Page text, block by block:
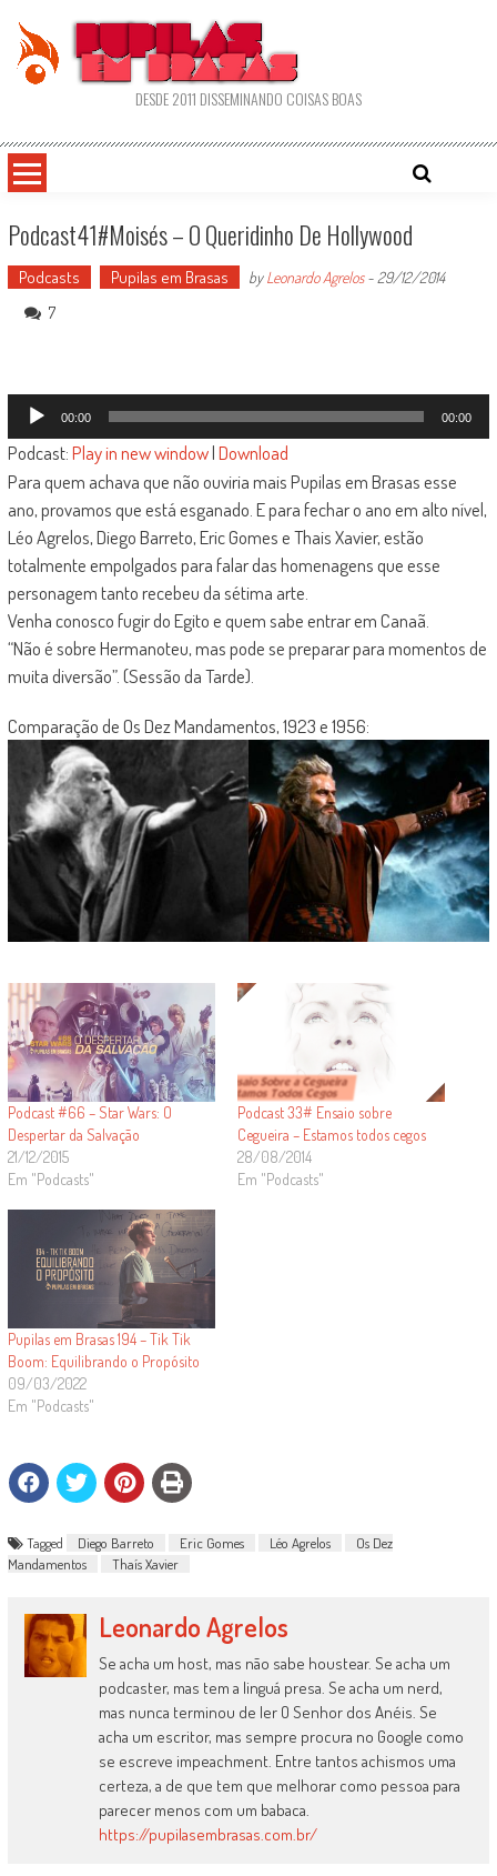
content
DESDE 2011 DISSEMINANDO COISAS BOAS
Podcast41#Moisés – O Queridinho De Hollywood
Podcasts Pupilas em Brasas byLeonardo Agrelos- 29/12/2014
7
Tocador
de
áudio
00:00 00:00
Podcast:Play in new window|Download
Para quem achava que não ouviria mais Pupilas em Brasas esse
ano, provamos que está esganado. E para fechar o ano em alto nível,
Léo Agrelos, Diego Barreto, Eric Gomes e Thais Xavier, estão
totalmente empolgados para falar das homenagens que esse
personagem tanto recebeu da sétima arte.
Venha conosco fugir do Egito e quem sabe entrar em Canaã.
“Não é sobre Hermanoteu, mas pode se preparar para momentos de
muita diversão”. (Sessão da Tarde).
Comparação de Os Dez Mandamentos, 1923 e 1956:
Podcast #66 – Star Wars: O
Despertar da Salvação
21/12/2015
Em "Podcasts"
Podcast 33# Ensaio sobre
Cegueira – Estamos todos cegos
28/08/2014
Em "Podcasts"
Pupilas em Brasas 194 – Tik Tik
Boom: Equilibrando o Propósito
09/03/2022
Em "Podcasts"
Tagged Diego Barreto Eric Gomes Léo Agrelos
Os Dez
Mandamentos
Thaís Xavier
Leonardo Agrelos
Se acha um host, mas não sabe houstear. Se acha um
podcaster, mas tem a linguá presa. Se acha um nerd,
mas nunca terminou de ler O Senhor dos Anéis. Se
acha um escritor, mas sempre procura no Google como
se escreve impeachment. Entre tantos achismos uma
certeza, a de que tem que melhorar como pessoa para
parecer menos com um babaca.
https://pupilasembrasas.com.br/